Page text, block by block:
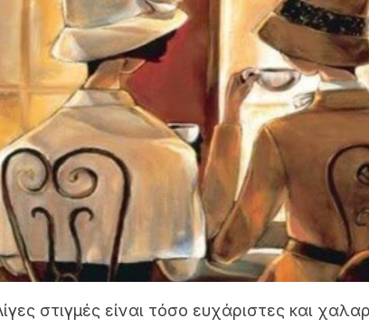
στιγμές είναι τόσο ευχάριστες και